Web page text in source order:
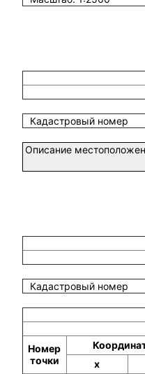
Кадастровый номер
Описание
Кадастровый номер
Номер
точки
x